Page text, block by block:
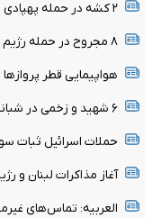
۲ کشه در حمله پهپادی اوکراین به روسیه
۸ مجروح در حمله رژیم صهیونیستی به جنوب لبنان
هواپیمایی قطر
۶ شهید و زخمی در شبانه روز گذشته در غزه
حملات اسرائیل ثبات
آغاز مذاکرات لبنان و
العربیه: تماس‌های